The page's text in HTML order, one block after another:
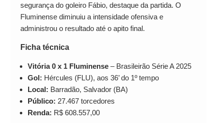
segurança do goleiro Fábio, destaque da partida. O
Fluminense diminuiu a intensidade ofensiva e
administrou o resultado até o apito final.
Ficha técnica
Vitória 0 x 1 Fluminense– Brasileirão Série A 2025
Gol: Hércules (FLU), aos 36’ do 1º tempo
Local: Barradão, Salvador (BA)
Público: 27.467 torcedores
Renda: R$ 608.557,00